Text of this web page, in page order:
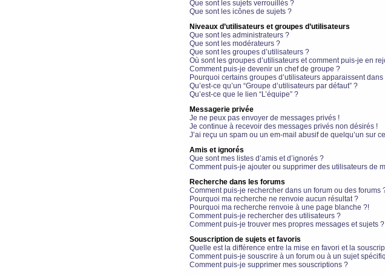
Que sont les sujets verrouillés ?
Que sont les icônes de sujets ?
Niveaux d’utilisateurs et groupes d’utilisateurs
Que sont les administrateurs ?
Que sont les modérateurs ?
Que sont les groupes d’utilisateurs ?
Où sont les groupes d’utilisateurs et comment puis-je en
Comment puis-je devenir un chef de groupe ?
Pourquoi certains groupes d’utilisateurs apparaissent
Qu’est-ce qu’un “Groupe d’utilisateurs par défaut” ?
Qu’est-ce que le lien “L’équipe” ?
Messagerie privée
Je ne peux pas envoyer de messages privés !
Je continue à recevoir des messages privés non désirés !
J’ai reçu un spam ou un em-mail abusif de quelqu’un sur
Amis et ignorés
Que sont mes listes d’amis et d’ignorés ?
Comment puis-je ajouter ou supprimer des utilisateurs de
Recherche dans les forums
Comment puis-je rechercher dans un forum ou des forums
Pourquoi ma recherche ne renvoie aucun résultat ?
Pourquoi ma recherche renvoie à une page blanche ?!
Comment puis-je rechercher des utilisateurs ?
Comment puis-je trouver mes propres messages et sujets ?
Souscription de sujets et favoris
Quelle est la différence entre la mise en favori et la
Comment puis-je souscrire à un forum ou à un sujet
Comment puis-je supprimer mes souscriptions ?